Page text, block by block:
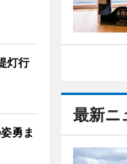
最新ニ
灯行
勇ま